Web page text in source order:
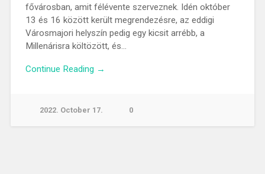
fővárosban, amit félévente szerveznek. Idén október
13 és 16 között került megrendezésre, az eddigi
Városmajori helyszín pedig egy kicsit arrébb, a
Millenárisra költözött, és…
Continue Reading →
2022. October 17. 0